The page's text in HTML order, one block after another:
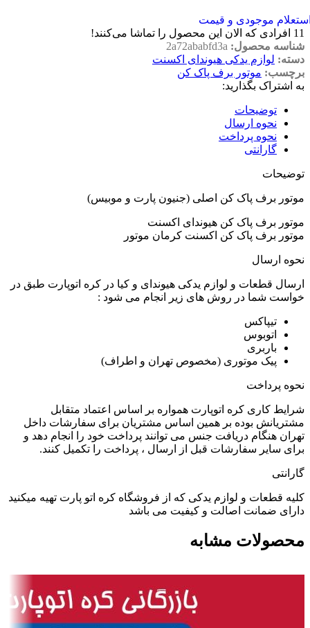
موجودی و قیمت
11 افرادی که الان این محصول را تماشا می‌کنند!
شناسه محصول: 2a72ababfd3a
دسته: لوازم یدکی هیوندای اکسنت
برچسب: موتور برف پاک کن
به اشتراک بگذارید:
توضیحات
نحوه ارسال
نحوه پرداخت
گارانتی
توضیحات
موتور برف پاک کن اصلی (جنیون پارت و موبیس)
موتور برف پاک کن هیوندای اکسنت
موتور برف پاک کن اکسنت کرمان موتور
نحوه ارسال
ارسال قطعات و لوازم یدکی هیوندای و کیا در کره اتوپارت طبق در
خواست شما در روش های زیر انجام می شود :
تیپاکس
اتوبوس
باربری
پیک موتوری (مخصوص تهران و اطراف)
نحوه پرداخت
شرایط کاری کره اتوپارت همواره بر اساس اعتماد متقابل
مشتریانش بوده بر همین اساس مشتریان برای سفارشات داخل
تهران هنگام دریافت جنس می توانند پرداخت خود را انجام دهد و
برای سایر سفارشات قبل از ارسال ، پرداخت را تکمیل کنند.
گارانتی
کلیه قطعات و لوازم یدکی که از فروشگاه کره اتو پارت تهیه میکنید
دارای ضمانت اصالت و کیفیت می باشد
محصولات مشابه